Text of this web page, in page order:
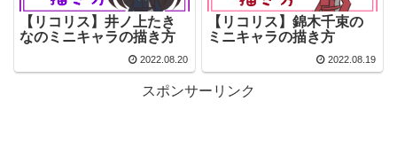
【リコリス】井ノ上たき
なのミニキャラの描き方
2022.08.20
【リコリス】錦木千束の
ミニキャラの描き方
2022.08.19
スポンサーリンク